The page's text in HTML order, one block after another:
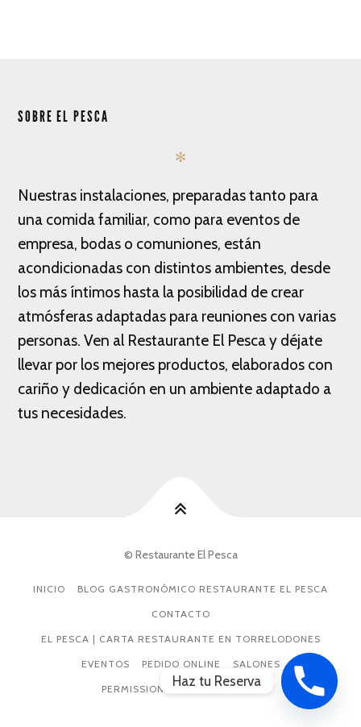
SOBRE EL PESCA
✻
Nuestras instalaciones, preparadas tanto para
una comida familiar, como para eventos de
empresa, bodas o comuniones, están
acondicionadas con distintos ambientes, desde
los más íntimos hasta la posibilidad de crear
atmósferas adaptadas para reuniones con varias
personas. Ven al Restaurante El Pesca y déjate
llevar por los mejores productos, elaborados con
cariño y dedicación en un ambiente adaptado a
tus necesidades.
© Restaurante El Pesca
INICIO BLOG GASTRONÓMICO RESTAURANTE EL PESCA
CONTACTO
EL PESCA | CARTA RESTAURANTE EN TORRELODONES
EVENTOS PEDIDO ONLINE SALONES
PERMISSIONS AND COPYRIGHT
Haz tu Reserva